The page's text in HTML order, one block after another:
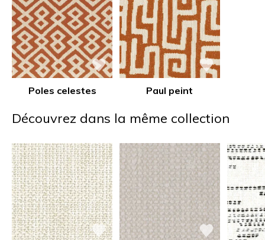
Poles celestes Paul peint
Découvrez dans la même collection